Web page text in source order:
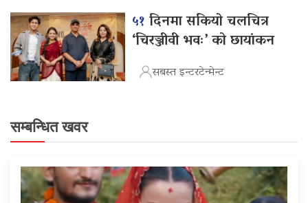
५१दिनमा सकियो चलचित्र
‘चिरञ्जीवी भवः’ को छायांकन
सबस्त इन्टरटेन्मेन्ट
सम्बन्धित खवर